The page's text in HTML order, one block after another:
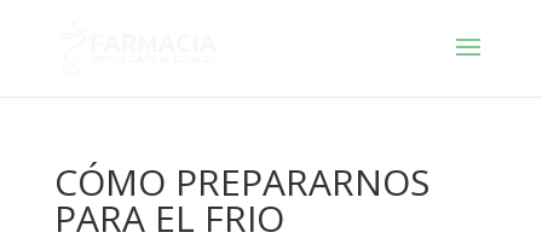
CÓMO PREPARARNOS
PARA EL FRIO